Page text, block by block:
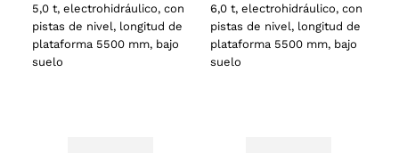
5,0 t, electrohidráulico, con
pistas de nivel, longitud de
plataforma 5500 mm, bajo
suelo
6,0 t, electrohidráulico, con
pistas de nivel, longitud de
plataforma 5500 mm, bajo
suelo